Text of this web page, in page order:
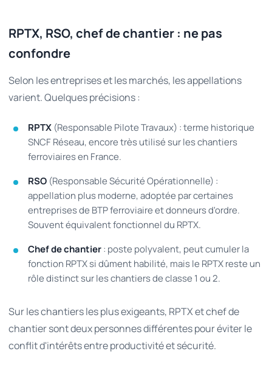
RPTX, RSO, chef de chantier : ne pas
confondre
Selon les entreprises et les marchés, les appellations
varient. Quelques précisions :
RPTX (Responsable Pilote Travaux) : terme historique
SNCF Réseau, encore très utilisé sur les chantiers
ferroviaires en France.
RSO (Responsable Sécurité Opérationnelle) :
appellation plus moderne, adoptée par certaines
entreprises de BTP ferroviaire et donneurs d'ordre.
Souvent équivalent fonctionnel du RPTX.
Chef de chantier: poste polyvalent, peut cumuler la
fonction RPTX si dûment habilité, mais le RPTX reste un
rôle distinct sur les chantiers de classe 1 ou 2.
Sur les chantiers les plus exigeants, RPTX et chef de
chantier sont deux personnes différentes pour éviter le
conflit d'intérêts entre productivité et sécurité.